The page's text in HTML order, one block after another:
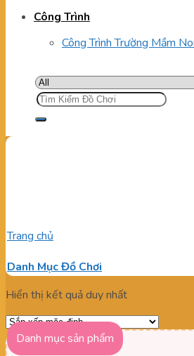
Công Trình
Công Trình Trường Mầm
Tìm
kiếm:
Trang chủ
Danh Mục Đồ Chơi
Hiển thị kết quả duy nhất
Danh mục sản phẩm